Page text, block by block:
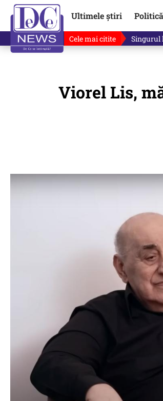
Ultimele știri Politică
Cele mai citite Ce se
Viorel Lis,